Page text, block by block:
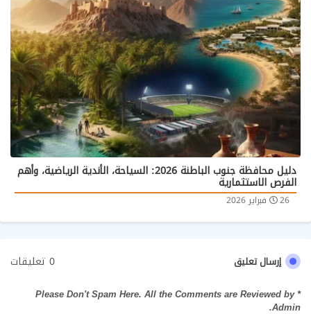
دليل محافظة جنوب الباطنة 2026: السياحة، الأندية الرياضية، وأهم
الفرص الاستثمارية
26 فبراير 2026
إرسال تعليق 0 تعليقات
* Please Don't Spam Here. All the Comments are Reviewed by
Admin.